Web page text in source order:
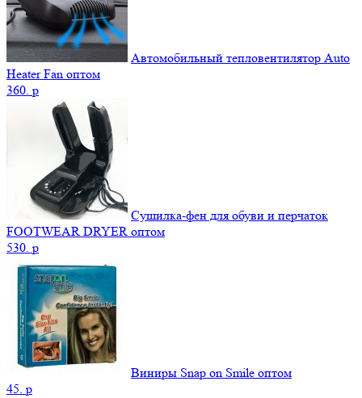
Автомобильный тепловентилятор Auto
Heater Fan оптом
360. p
Сушилка-фен для обуви и перчаток
FOOTWEAR DRYER оптом
530. p
Виниры Snap on Smile оптом
45. p